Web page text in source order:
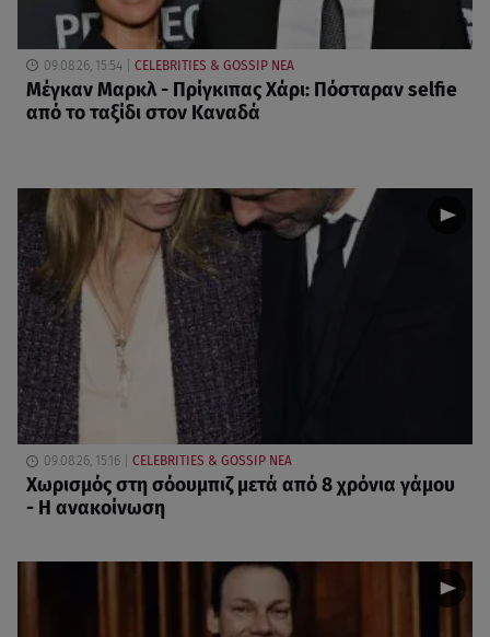
09.08.26, 15:54 CELEBRITIES & GOSSIP ΝΕΑ
Μέγκαν Μαρκλ - Πρίγκιπας Χάρι: Πόσταραν selfie
από το ταξίδι στον Καναδά
09.08.26, 15:16 CELEBRITIES & GOSSIP ΝΕΑ
Χωρισμός στη σόουμπιζ μετά από 8 χρόνια γάμου
- Η ανακοίνωση